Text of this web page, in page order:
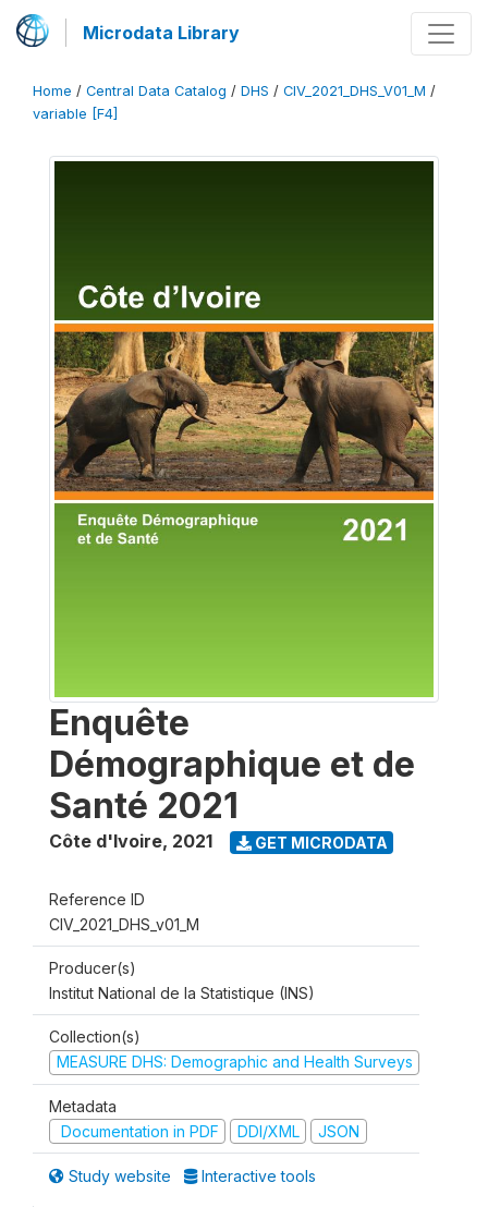
Microdata Library
Home / Central Data Catalog / DHS / CIV_2021_DHS_V01_M /
variable [F4]
Enquête
Démographique et de
Santé 2021
Côte d'Ivoire, 2021 GET MICRODATA
Reference ID
CIV_2021_DHS_v01_M
Producer(s)
Institut National de la Statistique (INS)
Collection(s)
MEASURE DHS: Demographic and Health Surveys
Metadata
Documentation in PDF
DDI/XML JSON
Study website Interactive tools